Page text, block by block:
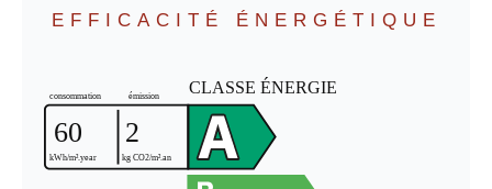
EFFICACITÉ ÉNERGÉTIQUE